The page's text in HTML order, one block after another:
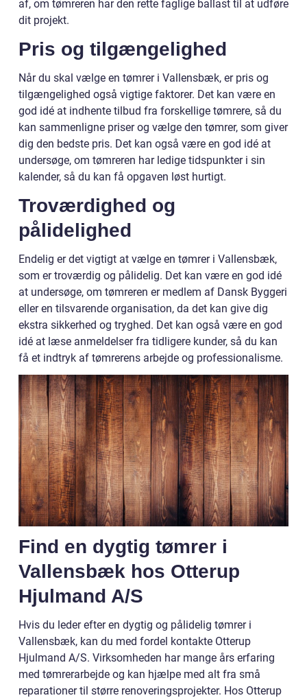
af, om tømreren har den rette faglige ballast til at udføre
dit projekt.
Pris og tilgængelighed
Når du skal vælge en tømrer i Vallensbæk, er pris og
tilgængelighed også vigtige faktorer. Det kan være en
god idé at indhente tilbud fra forskellige tømrere, så du
kan sammenligne priser og vælge den tømrer, som giver
dig den bedste pris. Det kan også være en god idé at
undersøge, om tømreren har ledige tidspunkter i sin
kalender, så du kan få opgaven løst hurtigt.
Troværdighed og
pålidelighed
Endelig er det vigtigt at vælge en tømrer i Vallensbæk,
som er troværdig og pålidelig. Det kan være en god idé
at undersøge, om tømreren er medlem af Dansk Byggeri
eller en tilsvarende organisation, da det kan give dig
ekstra sikkerhed og tryghed. Det kan også være en god
idé at læse anmeldelser fra tidligere kunder, så du kan
få et indtryk af tømrerens arbejde og professionalisme.
Find en dygtig tømrer i
Vallensbæk hos Otterup
Hjulmand A/S
Hvis du leder efter en dygtig og pålidelig tømrer i
Vallensbæk, kan du med fordel kontakte Otterup
Hjulmand A/S. Virksomheden har mange års erfaring
med tømrerarbejde og kan hjælpe med alt fra små
reparationer til større renoveringsprojekter. Hos Otterup